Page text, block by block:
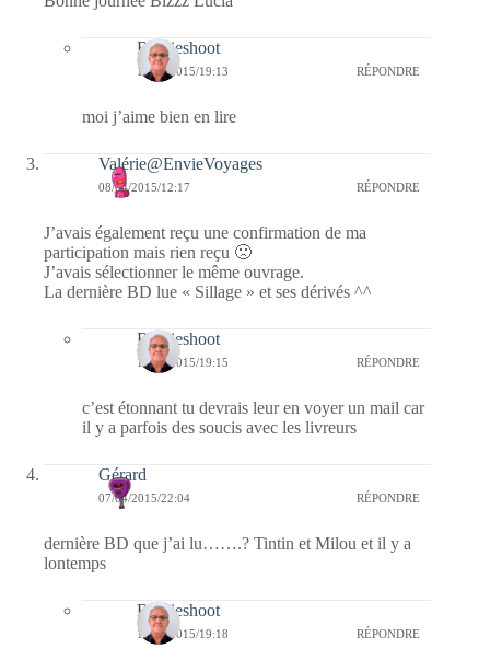
Bernieshoot
13/04/2015/19:13 RÉPONDRE
moi j’aime bien en lire
Valérie@EnvieVoyages
08/04/2015/12:17 RÉPONDRE
J’avais également reçu une confirmation de ma
participation mais rien reçu 🙁
J’avais sélectionner le même ouvrage.
La dernière BD lue « Sillage » et ses dérivés ^^
Bernieshoot
13/04/2015/19:15 RÉPONDRE
c’est étonnant tu devrais leur en voyer un mail car
il y a parfois des soucis avec les livreurs
Gérard
07/04/2015/22:04 RÉPONDRE
dernière BD que j’ai lu…….? Tintin et Milou et il y a
lontemps
Bernieshoot
13/04/2015/19:18 RÉPONDRE